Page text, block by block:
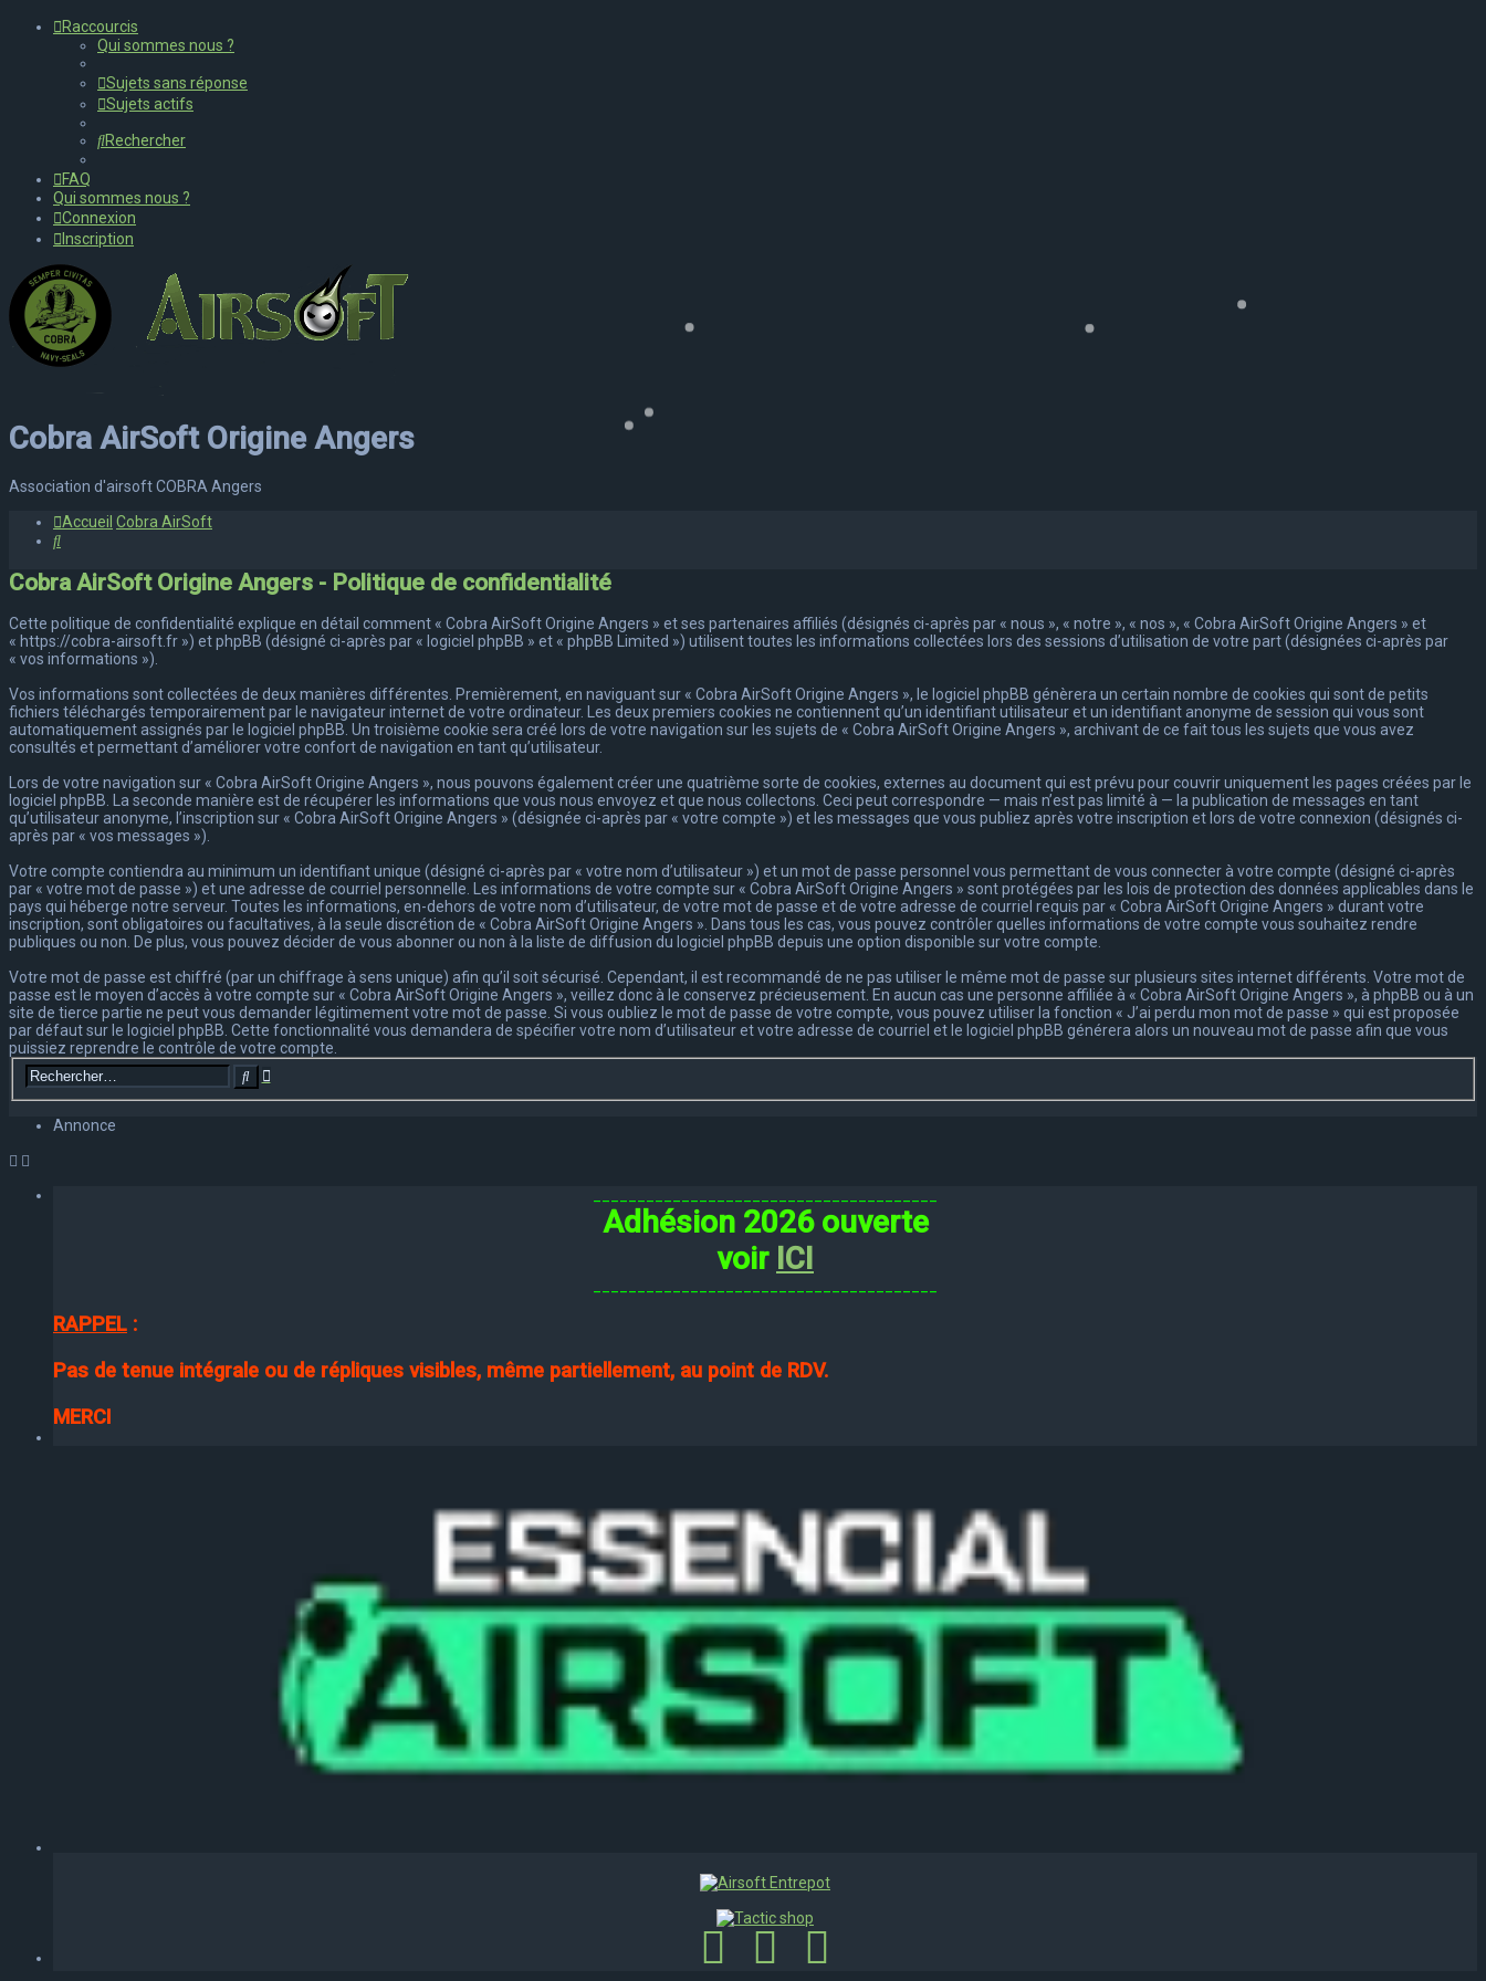
Raccourcis
Qui sommes nous ?
Sujets sans réponse
Sujets actifs
Rechercher
FAQ
Qui sommes nous ?
Connexion
Inscription
Cobra AirSoft Origine Angers
Association d'airsoft COBRA Angers
Accueil Cobra AirSoft
Rechercher
Cobra AirSoft Origine Angers - Politique de confidentialité
Cette politique de confidentialité explique en détail comment « Cobra AirSoft Origine Angers » et ses partenaires affiliés (désignés ci-après par « nous », « notre », « nos », « Cobra AirSoft Origine Angers » et
« https://cobra-airsoft.fr ») et phpBB (désigné ci-après par « logiciel phpBB » et « phpBB Limited ») utilisent toutes les informations collectées lors des sessions d’utilisation de votre part (désignées ci-après par
« vos informations »).
Vos informations sont collectées de deux manières différentes. Premièrement, en naviguant sur « Cobra AirSoft Origine Angers », le logiciel phpBB génèrera un certain nombre de cookies qui sont de petits
fichiers téléchargés temporairement par le navigateur internet de votre ordinateur. Les deux premiers cookies ne contiennent qu’un identifiant utilisateur et un identifiant anonyme de session qui vous sont
automatiquement assignés par le logiciel phpBB. Un troisième cookie sera créé lors de votre navigation sur les sujets de « Cobra AirSoft Origine Angers », archivant de ce fait tous les sujets que vous avez
consultés et permettant d’améliorer votre confort de navigation en tant qu’utilisateur.
Lors de votre navigation sur « Cobra AirSoft Origine Angers », nous pouvons également créer une quatrième sorte de cookies, externes au document qui est prévu pour couvrir uniquement les pages créées par le
logiciel phpBB. La seconde manière est de récupérer les informations que vous nous envoyez et que nous collectons. Ceci peut correspondre — mais n’est pas limité à — la publication de messages en tant
qu’utilisateur anonyme, l’inscription sur « Cobra AirSoft Origine Angers » (désignée ci-après par « votre compte ») et les messages que vous publiez après votre inscription et lors de votre connexion (désignés ci-
après par « vos messages »).
Votre compte contiendra au minimum un identifiant unique (désigné ci-après par « votre nom d’utilisateur ») et un mot de passe personnel vous permettant de vous connecter à votre compte (désigné ci-après
par « votre mot de passe ») et une adresse de courriel personnelle. Les informations de votre compte sur « Cobra AirSoft Origine Angers » sont protégées par les lois de protection des données applicables dans le
pays qui héberge notre serveur. Toutes les informations, en-dehors de votre nom d’utilisateur, de votre mot de passe et de votre adresse de courriel requis par « Cobra AirSoft Origine Angers » durant votre
inscription, sont obligatoires ou facultatives, à la seule discrétion de « Cobra AirSoft Origine Angers ». Dans tous les cas, vous pouvez contrôler quelles informations de votre compte vous souhaitez rendre
publiques ou non. De plus, vous pouvez décider de vous abonner ou non à la liste de diffusion du logiciel phpBB depuis une option disponible sur votre compte.
Votre mot de passe est chiffré (par un chiffrage à sens unique) afin qu’il soit sécurisé. Cependant, il est recommandé de ne pas utiliser le même mot de passe sur plusieurs sites internet différents. Votre mot de
passe est le moyen d’accès à votre compte sur « Cobra AirSoft Origine Angers », veillez donc à le conservez précieusement. En aucun cas une personne affiliée à « Cobra AirSoft Origine Angers », à phpBB ou à un
site de tierce partie ne peut vous demander légitimement votre mot de passe. Si vous oubliez le mot de passe de votre compte, vous pouvez utiliser la fonction « J’ai perdu mon mot de passe » qui est proposée
par défaut sur le logiciel phpBB. Cette fonctionnalité vous demandera de spécifier votre nom d’utilisateur et votre adresse de courriel et le logiciel phpBB générera alors un nouveau mot de passe afin que vous
puissiez reprendre le contrôle de votre compte.
Rechercher
Recherche
Annonce
Adhésion 2026 ouverte
voir ICI
RAPPEL :
Pas de tenue intégrale ou de répliques visibles, même partiellement, au point de RDV.
MERCI